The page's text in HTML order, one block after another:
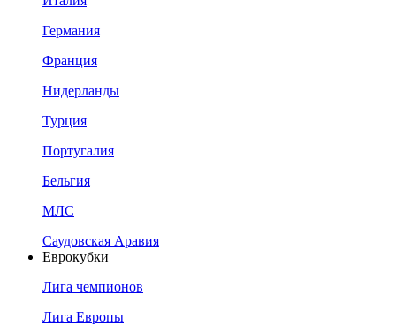
Германия
Франция
Нидерланды
Турция
Португалия
Бельгия
МЛС
Саудовская Аравия
Еврокубки
Лига чемпионов
Лига Европы